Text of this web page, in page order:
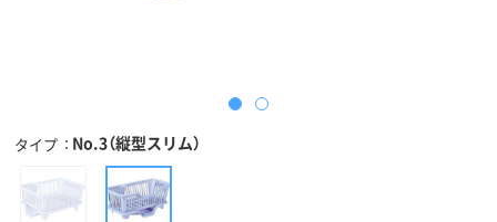
タイプ No.3（縦型スリム）